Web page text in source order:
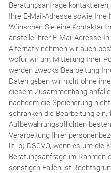
Beratungsanfrage
Ihre E-Mail-Adresse sowie Ihre
Wünschen Sie eine
anstelle Ihrer E-Mail-Adresse
Alternativ nehmen wir auch
wofür wir um Mitteilung Ihrer
werden zwecks Bearbeitung
Daten geben wir nicht ohne
diesem Zusammenhang
nachdem die Speicherung
schränken die Bearbeitung ein,
Aufbewahrungspflichten
Verarbeitung Ihrer
lit. b) DSGVO, wenn es um die
Beratungsanfrage im Rahmen
sonstigen Fällen ist